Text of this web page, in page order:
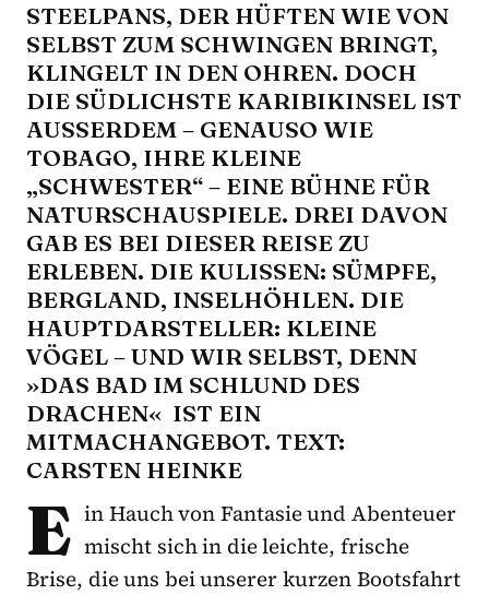
STEELPANS, DER HÜFTEN WIE VON
SELBST ZUM SCHWINGEN BRINGT,
KLINGELT IN DEN OHREN. DOCH
DIE SÜDLICHSTE KARIBIKINSEL IST
AUSSERDEM – GENAUSO WIE T
OBAGO, IHRE KLEINE „
SCHWESTER“ – EINE BÜHNE FÜR N
ATURSCHAUSPIELE. DREI DAVON G
AB ES BEI DIESER REISE ZU E
RLEBEN. DIE KULISSEN: SÜMPFE, B
ERGLAND, INSELHÖHLEN. DIE H
AUPTDARSTELLER: KLEINE V
ÖGEL – UND WIR SELBST, DENN »
DAS BAD IM SCHLUND DES D
RACHEN« IST EIN M
ITMACHANGEBOT. TEXT: C
ARSTEN HEINKE
E in Hauch von Fantasie und Abenteuer
mischt sich in die leichte, frische
Brise, die uns bei unserer kurzen Bootsfahrt